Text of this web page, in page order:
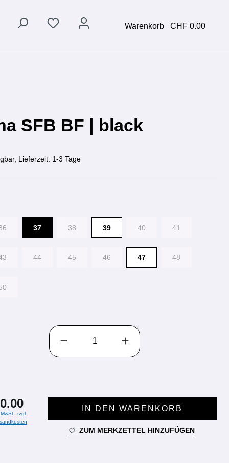
Warenkorb CHF 0.00
SFB BF | black
Lieferzeit: 1-3 Tage
37 38 39 40 41
44 45 46 47 48
PRODUKT ANZAHL: GIB DEN GEWÜNSCHTEN
zzgl.
IN DEN WARENKORB
ZUM MERKZETTEL HINZUFÜGEN